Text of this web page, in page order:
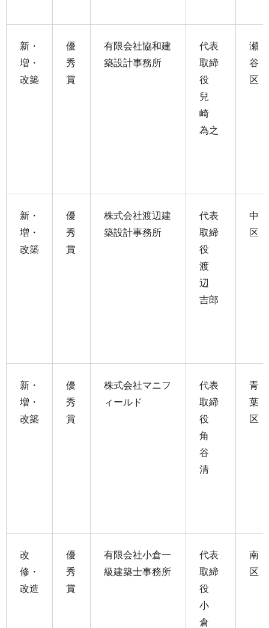
新・
増・
改築
優
秀
賞
有限会社協和建
築設計事務所
代表
取締
役
兒
崎
為之
瀬
谷
区
新・
増・
改築
優
秀
賞
株式会社渡辺建
築設計事務所
代表
取締
役
渡
辺
吉郎
中
区
新・
増・
改築
優
秀
賞
株式会社マニフ
ィールド
代表
取締
役
角
谷
清
青
葉
区
改
修・
改造
優
秀
賞
有限会社小倉一
級建築士事務所
代表
取締
役
小
倉
南
区